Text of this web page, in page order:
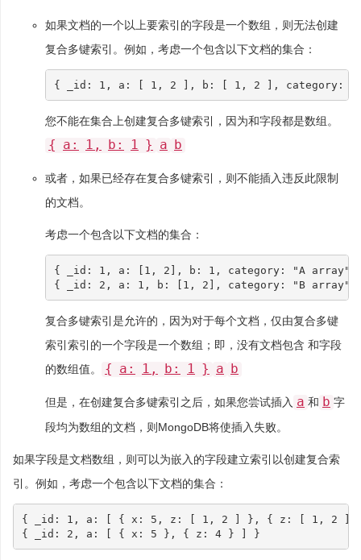
如果文档的一个以上要索引的字段是一个数组，则无法创建
复合多键索引。例如，考虑一个包含以下文档的集合：
{ _id : 1 , a : [ 1 , 2 ], b : [ 1 , 2 ], category:
您不能在集合上创建复合多键索引，因为和字段都是数组。
{ a: 1, b: 1 } a b
或者，如果已经存在复合多键索引，则不能插入违反此限制
的文档。
考虑一个包含以下文档的集合：
{ _id : 1 , a : [ 1 , 2 ], b : 1 , category: "A array"
{
_id : 2 , a : 1 , b : [ 1 , 2 ], category: "B array"
复合多键索引是允许的，因为对于每个文档，仅由复合多键
索引索引的一个字段是一个数组；即，没有文档包含 和字段
的数组值。
{ a: 1, b: 1 } a b
但是，在创建复合多键索引之后，如果您尝试插入 a 和 b 字
段均为数组的文档，则MongoDB将使插入失败。
如果字段是文档数组，则可以为嵌入的字段建立索引以创建复合索
引。例如，考虑一个包含以下文档的集合：
{ _id : 1 , a : [ { x : 5 , z : [ 1 , 2 ] }, { z : [ 1 , 2 ]
{
_id : 2 , a : [ { x : 5 }, { z : 4 } ] }